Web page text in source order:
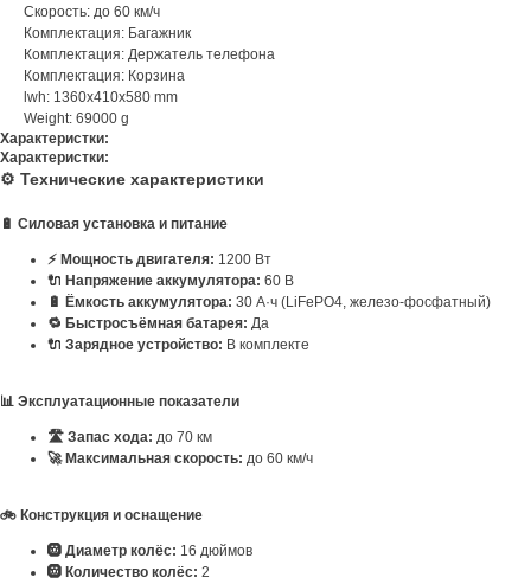
Скорость: до 60 км/ч
Комплектация: Багажник
Комплектация: Держатель телефона
Комплектация: Корзина
lwh: 1360x410x580 mm
Weight: 69000 g
Характеристки:
Характеристки:
⚙️ Технические характеристики
🔋 Силовая установка и питание
⚡ Мощность двигателя: 1200 Вт
🔌 Напряжение аккумулятора: 60 В
🔋 Ёмкость аккумулятора: 30 А·ч (LiFePO4, железо-фосфатный)
🔁 Быстросъёмная батарея: Да
🔌 Зарядное устройство: В комплекте
📊 Эксплуатационные показатели
🛣️ Запас хода: до 70 км
🚀 Максимальная скорость: до 60 км/ч
🚲 Конструкция и оснащение
🛞 Диаметр колёс: 16 дюймов
🛞 Количество колёс: 2